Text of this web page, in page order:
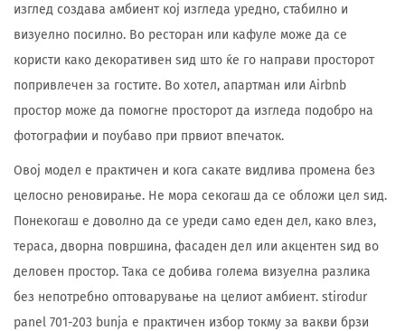
изглед создава амбиент кој изгледа уредно, стабилно и
визуелно посилно. Во ресторан или кафуле може да се
користи како декоративен ѕид што ќе го направи просторот
попривлечен за гостите. Во хотел, апартман или Airbnb
простор може да помогне просторот да изгледа подобро на
фотографии и поубаво при првиот впечаток.
Овој модел е практичен и кога сакате видлива промена без
целосно реновирање. Не мора секогаш да се обложи цел ѕид.
Понекогаш е доволно да се уреди само еден дел, како влез,
тераса, дворна површина, фасаден дел или акцентен ѕид во
деловен простор. Така се добива голема визуелна разлика
без непотребно оптоварување на целиот амбиент. stirodur
panel 701-203 bunja е практичен избор токму за вакви брзи